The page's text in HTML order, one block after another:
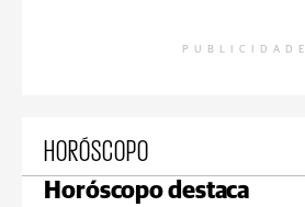
PUBLICIDADE
HORÓSCOPO
Horóscopo destaca